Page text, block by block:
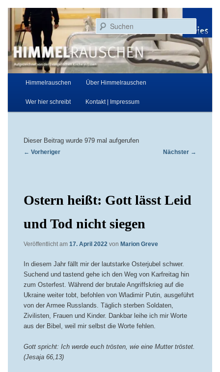
primären
Inhalt
springen
Himmelrauschen
Aufgezeichnet von der Evangelischen Kirche in Essen
Hauptmenü
Himmelrauschen Über Himmelrauschen
Wer hier schreibt Kontakt | Impressum
Dieser Beitrag wurde 979 mal aufgerufen
Beitragsnavigation
← Vorheriger Nächster →
Ostern heißt: Gott lässt Leid
und Tod nicht siegen
Veröffentlicht am 17. April 2022 von Marion Greve
In diesem Jahr fällt mir der lautstarke Osterjubel schwer.
Suchend und tastend gehe ich den Weg von Karfreitag hin
zum Osterfest. Während der brutale Angriffskrieg auf die
Ukraine weiter tobt, befohlen von Wladimir Putin, ausgeführt
von der Armee Russlands. Täglich sterben Soldaten,
Zivilisten, Frauen und Kinder. Dankbar leihe ich mir Worte
aus der Bibel, weil mir selbst die Worte fehlen.
Gott spricht: Ich werde euch trösten, wie eine Mutter tröstet.
(Jesaja 66,13)